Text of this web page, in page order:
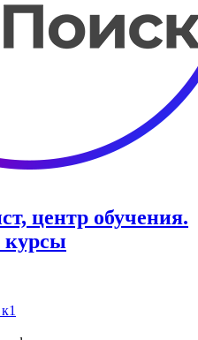
центр обучения.
курсы